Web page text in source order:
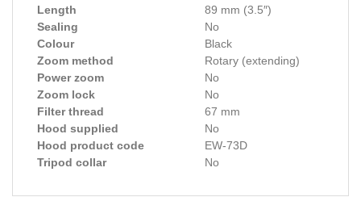
Length
89 mm (3.5″)
Sealing
No
Colour
Black
Zoom method
Rotary (extending)
Power zoom
No
Zoom lock
No
Filter thread
67 mm
Hood supplied
No
Hood product code
EW-73D
Tripod collar
No